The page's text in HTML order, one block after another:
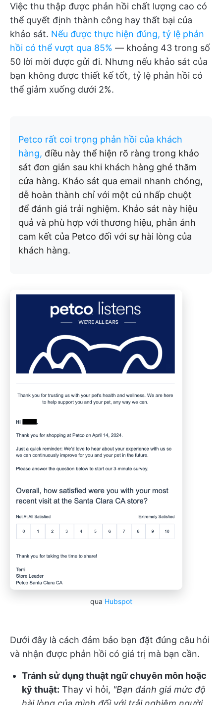
Việc thu thập được phản hồi chất lượng cao có
thể quyết định thành công hay thất bại của
khảo sát. Nếu được thực hiện đúng, tỷ lệ phản
hồi có thể vượt qua 85% — khoảng 43 trong số
50 lời mời được gửi đi. Nhưng nếu khảo sát của
bạn không được thiết kế tốt, tỷ lệ phản hồi có
thể giảm xuống dưới 2%.
Petco rất coi trọng phản hồi của khách
hàng, điều này thể hiện rõ ràng trong khảo
sát đơn giản sau khi khách hàng ghé thăm
cửa hàng. Khảo sát qua email nhanh chóng,
dễ hoàn thành chỉ với một cú nhấp chuột
để đánh giá trải nghiệm. Khảo sát này hiệu
quả và phù hợp với thương hiệu, phản ánh
cam kết của Petco đối với sự hài lòng của
khách hàng.
qua Hubspot
Dưới đây là cách đảm bảo bạn đặt đúng câu hỏi
và nhận được phản hồi có giá trị mà bạn cần.
Tránh sử dụng thuật ngữ chuyên môn hoặc
kỹ thuật: Thay vì hỏi, "Bạn đánh giá mức độ